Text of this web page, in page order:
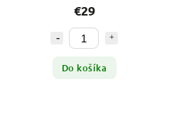
€29
Do košíka